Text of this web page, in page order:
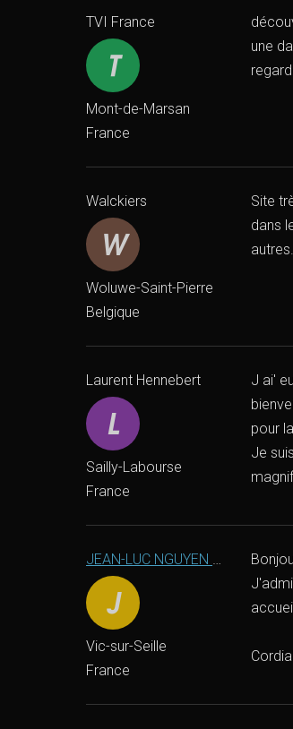
TVI France
Mont-de-Marsan
France
une
Walckiers
Woluwe-Saint-Pierre
Belgique
Site
dans
Laurent Hennebert
Sailly-Labourse
France
J ai'
pour
Je
JEAN-LUC NGUYEN VAN
Vic-sur-Seille
France